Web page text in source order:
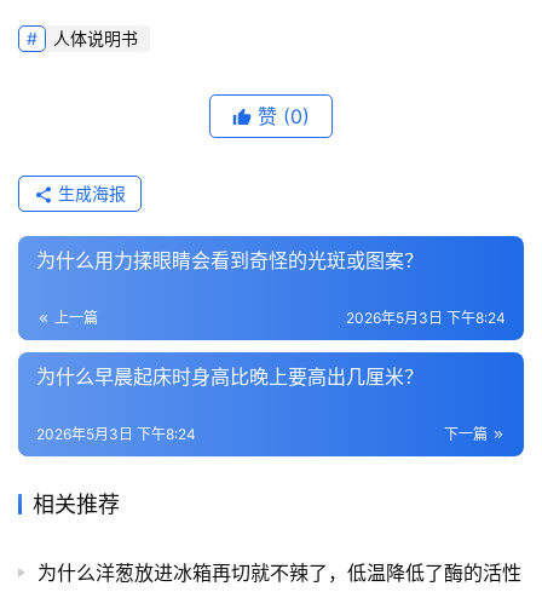
人体说明书
赞 (0)
生成海报
为什么用力揉眼睛会看到奇怪的光斑或图案？
上一篇 2026年5月3日 下午8:24
为什么早晨起床时身高比晚上要高出几厘米？
下一篇
2026年5月3日 下午8:24
相关推荐
为什么洋葱放进冰箱再切就不辣了，低温降低了酶的活性